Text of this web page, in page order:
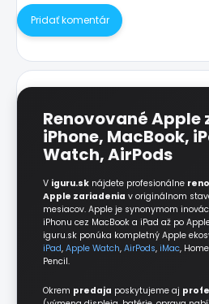
Pridať komentár
Renovované Apple
iPhone, MacBook,
Watch, AirPods
V iguru.sk nájdete profesionálne
Apple zariadenia v originálnom
mesiacov. Apple je synonymom
iPhonu cez MacBook a iPad až po
iguru.sk ponúka kompletný Apple
iPad, Apple Watch, AirPods, iMac,
Pencil.
Okrem predaja poskytujeme aj